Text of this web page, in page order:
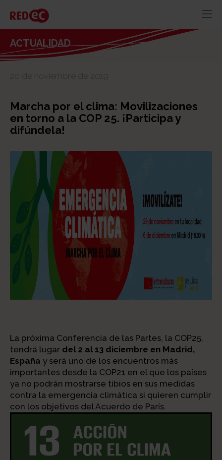
RECURSOS
CONTACTO
ACTUALIDAD
20 de noviembre de 2019
Marcha por el clima: Movilizaciones
en torno a la COP 25. ¡Participa y
difúndela!
La próxima Conferencia de las Partes, la COP25,
tendrá lugar del 2 al 13 diciembre en Madrid,
España y será uno de los encuentros más
importantes desde la COP21 en el que los países
ya no podrán mostrarse tibios en sus medidas
contra la emergencia climática si quieren cumplir
con los objetivos del Acuerdo de París.